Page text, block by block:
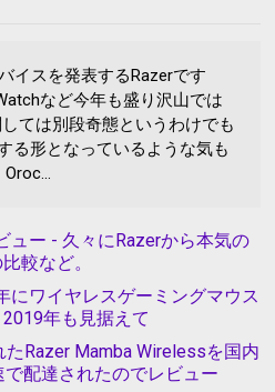
イスを発表するRazerです
など今年も盛り沢山では
ては別段奇態というわけでも
る形となっているような気も
ュー - 久々にRazerから本気の
較など。
にワイヤレスゲーミングマウス
年も見据えて
Razer Mamba Wirelessを国内
配達されたのでレビュー